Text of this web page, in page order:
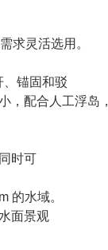
求灵活选用。
锚固和驳
，配合人工浮岛
时可
的水域。
面景观